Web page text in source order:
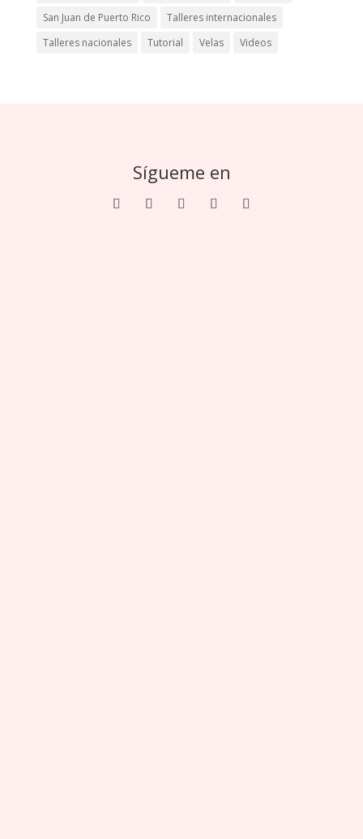
San Juan de Puerto Rico
Talleres internacionales
Talleres nacionales
Tutorial Velas Videos
Sígueme en